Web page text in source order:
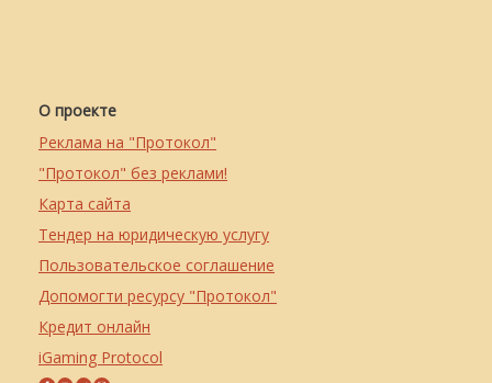
О проекте
Реклама на "Протокол"
"Протокол" без реклами!
Карта сайта
Тендер на юридическую услугу
Пользовательское соглашение
Допомогти ресурсу "Протокол"
Кредит онлайн
iGaming Protocol